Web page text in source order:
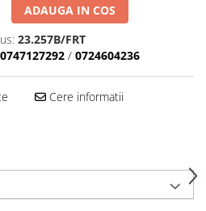
ADAUGA IN COS
23.257B/FRT
0747127292 / 0724604236
Cere informatii